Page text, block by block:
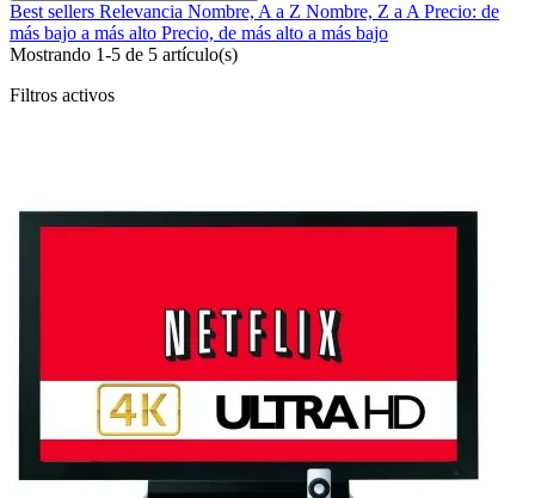
Best sellers Relevancia Nombre, A a Z Nombre, Z a APrecio: de
más bajo a más alto Precio, de más alto a más bajo
Mostrando 1-5 de 5 artículo(s)
Filtros activos